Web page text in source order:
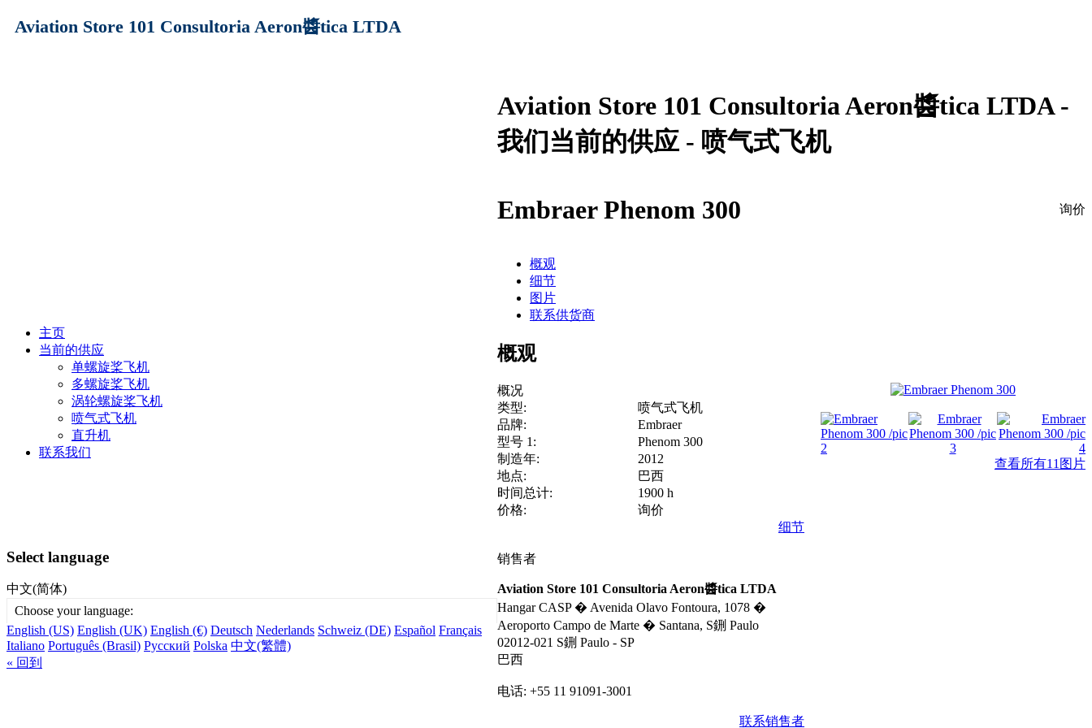
Aviation Store 101 Consultoria Aeron醬tica LTDA
主页
当前的供应
单螺旋桨飞机
多螺旋桨飞机
涡轮螺旋桨飞机
喷气式飞机
直升机
联系我们
Select language
中文(简体)
Choose your language:
English (US) English (UK) English (€) Deutsch Nederlands Schweiz (DE) Español Français
Italiano Português (Brasil) Русский Polska 中文(繁體)
« 回到
Aviation Store 101 Consultoria Aeron醬tica LTDA -
我们当前的供应 - 喷气式飞机
Embraer Phenom 300 询价
概观
细节
图片
联系供货商
概观
概况
类型:
喷气式飞机
品牌:
Embraer
型号 1:
Phenom 300
制造年:
2012
地点:
巴西
时间总计:
1900 h
价格:
询价
细节
销售者
Aviation Store 101 Consultoria Aeron醬tica LTDA
Hangar CASP � Avenida Olavo Fontoura, 1078 �
Aeroporto Campo de Marte � Santana, S鉶 Paulo
02012-021 S鉶 Paulo - SP
巴西
电话: +55 11 91091-3001
联系销售者
查看所有11图片